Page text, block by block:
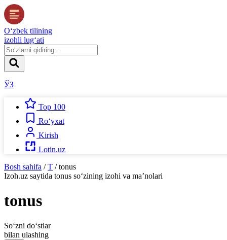
O‘zbek tilining
izohli lug‘ati
ЎЗ
Top 100
Ro‘yxat
Kirish
Lotin.uz
Bosh sahifa / T / tonus
Izoh.uz saytida tonus so‘zining izohi va ma’nolari
tonus
So‘zni do‘stlar
bilan ulashing